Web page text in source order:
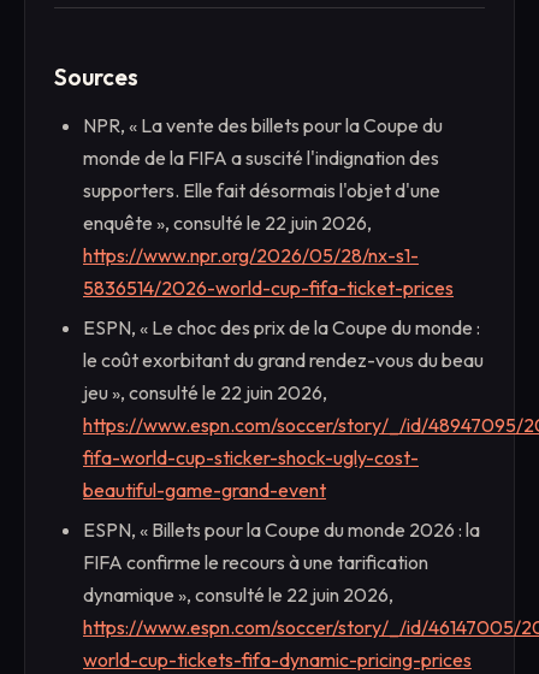
Sources
NPR, « La vente des billets pour la Coupe du
monde de la FIFA a suscité l'indignation des
supporters. Elle fait désormais l'objet d'une
enquête », consulté le 22 juin 2026,
https://www.npr.org/2026/05/28/nx-s1-
5836514/2026-world-cup-fifa-ticket-prices
ESPN, « Le choc des prix de la Coupe du monde :
le coût exorbitant du grand rendez-vous du beau
jeu », consulté le 22 juin 2026,
https://www.espn.com/soccer/story/_/id/48947095/
fifa-world-cup-sticker-shock-ugly-cost-
beautiful-game-grand-event
ESPN, « Billets pour la Coupe du monde 2026 : la
FIFA confirme le recours à une tarification
dynamique », consulté le 22 juin 2026,
https://www.espn.com/soccer/story/_/id/46147005/
world-cup-tickets-fifa-dynamic-pricing-prices